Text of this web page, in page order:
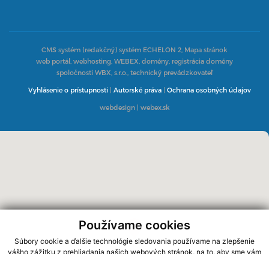
Používame cookies
Súbory cookie a ďalšie technológie sledovania používame na zlepšenie
vášho zážitku z prehliadania našich webových stránok, na to, aby sme vám
CMS systém (redakčný) systém ECHELON 2, Mapa stránok
web portál, webhosting, WEBEX, domény, registrácia domény
spoločnosti WBX, s.r.o., technický prevádzkovateľ
Vyhlásenie o prístupnosti | Autorské práva | Ochrana osobných údajov
webdesign| webex.sk